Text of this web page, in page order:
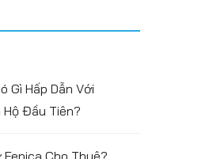
Gì Hấp Dẫn Với
Hộ Đầu Tiên?
Cho Thuê?